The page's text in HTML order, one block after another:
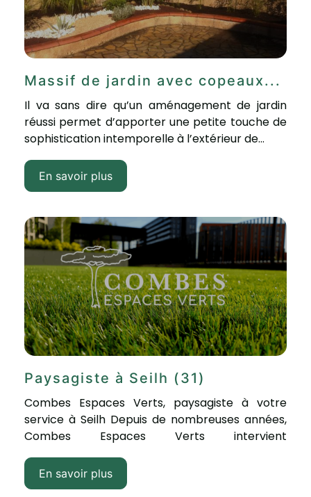
Massif de jardin avec copeaux...
Il va sans dire qu’un aménagement de jardin
réussi permet d’apporter une petite touche de
sophistication intemporelle à l’extérieur de...
En savoir plus
Paysagiste à Seilh (31)
Combes Espaces Verts, paysagiste à votre
service à Seilh Depuis de nombreuses années,
Combes Espaces Verts intervient
En savoir plus